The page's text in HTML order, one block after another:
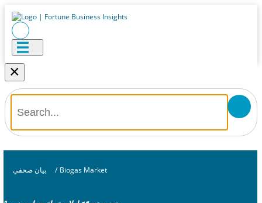
×
بيان صحفي / Biogas Market